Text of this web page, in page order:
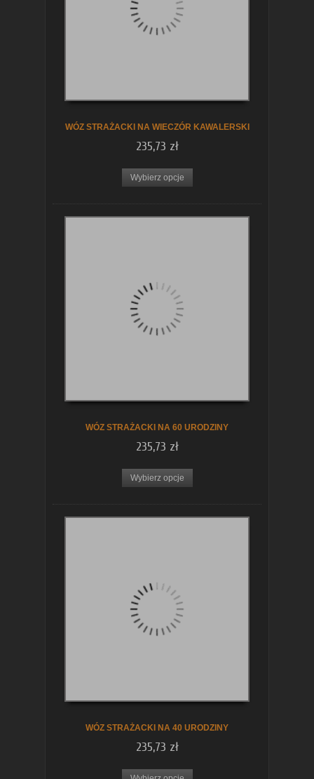
WÓZ STRAŻACKI NA WIECZÓR KAWALERSKI
235,73 zł
Wybierz opcje
WÓZ STRAŻACKI NA 60 URODZINY
235,73 zł
Wybierz opcje
WÓZ STRAŻACKI NA 40 URODZINY
235,73 zł